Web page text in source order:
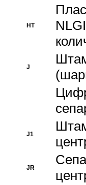
HT
J
J1
JR